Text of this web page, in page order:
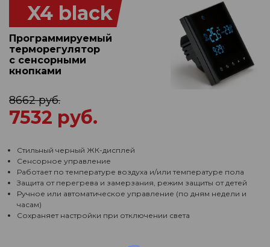
X4 black
Программируемый
терморегулятор
с сенсорными
кнопками
8662 руб.
7532 руб.
Стильный черный ЖК-дисплей
Сенсорное управление
Работает по температуре воздуха и/или температуре пола
Защита от перегрева и замерзания, режим защиты от детей
Ручное или автоматическое управление (по дням недели и
часам)
Сохраняет настройки при отключении света